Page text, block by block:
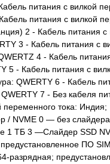
питания с вилкой
питания с вилкой
2 - Кабель питания с
3 - Кабель питания с
4 - Кабель
5 - Кабель питания с
QWERTY 6 - Кабель
7 - Без кабеля
переменного тока: Индия;
/ NVME 0 — без
1 ТБ 3 —Слайдер SSD
ПО
разрядная;